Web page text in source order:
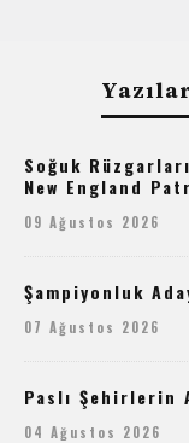
Yazılar
Soğuk
New England
09 Ağustos 2026
Şampiyonluk
07 Ağustos 2026
Paslı Şehirlerin
04 Ağustos 2026